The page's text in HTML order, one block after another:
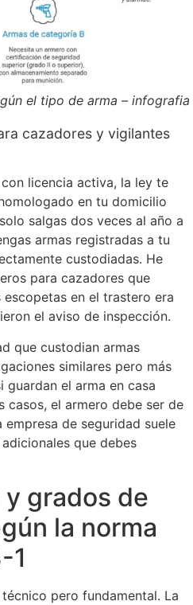
el tipo de arma – infografia
cazadores y vigilantes
licencia activa, la ley te
en tu domicilio
salgas dos veces al año a
armas registradas a tu
custodiadas. He
para cazadores que
en el trastero era
el aviso de inspección.
que custodian armas
similares pero más
guardan el arma en casa
casos, el armero debe ser de
de seguridad suele
que debes
grados de
la norma
1
pero fundamental. La